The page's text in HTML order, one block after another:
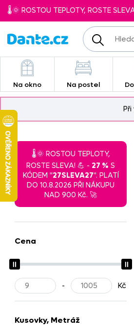
🌡️🌞 ROSTOU TEPLOTY, ROSTE
Na okno Na postel
🌡️🌞 ROSTOU TEPLOTY,
ROSTE SLEVA! 💪 - 27 % S
KÓDEM "27SLEVA27". PLATÍ
DO 10.8.2026 PŘI NÁKUPU
NAD 900 Kč. 🚀
Cena
- Kč
Kusovky, Metráž